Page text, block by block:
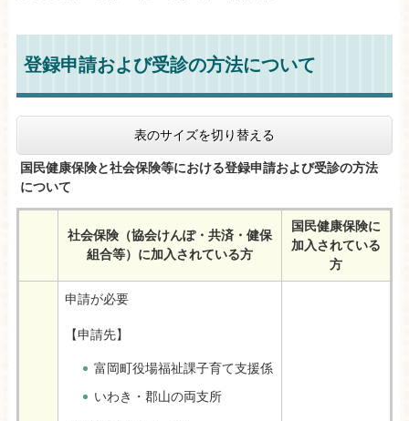
登録申請および受診の方法について
表のサイズを切り替える
国民健康保険と社会保険等における登録申請および受診の方法
について
社会保険（協会けんぽ・共済・健保
組合等）に加入されている方
国民健康保険に
加入されている
方
申請が必要
【申請先】
富岡町役場福祉課子育て支援係
いわき・郡山の両支所